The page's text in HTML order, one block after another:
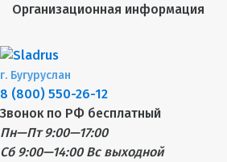
Организационная информация
г. Бугуруслан
8 (800) 550-26-12
Звонок по РФ бесплатный
Пн—Пт 9:00—17:00
Сб 9:00—14:00 Вс выходной